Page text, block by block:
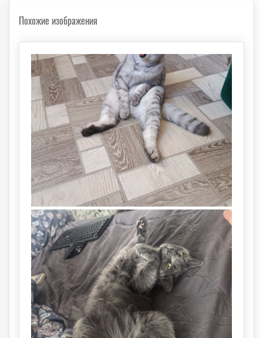
Похожие изображения